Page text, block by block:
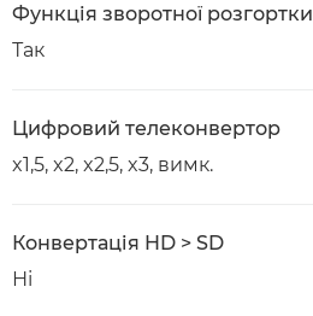
Функція зворотної розгортки
Так
Цифровий телеконвертор
x1,5, x2, x2,5, x3, вимк.
Конвертація HD > SD
Ні